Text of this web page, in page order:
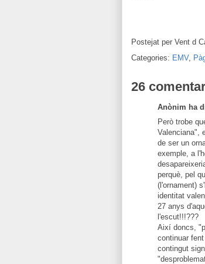
Postejat per Vent d
Categories: EMV,
26
Anònim ha
Però trobe
Valenciana",
de ser un
exemple, a
perquè, pel
(l'ornament)
identitat
27 anys
l'escut!!!???
Així doncs,
continuar
contingut